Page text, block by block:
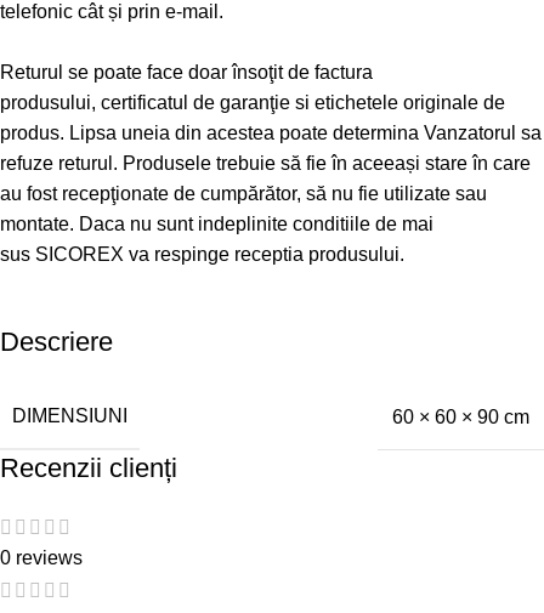
telefonic cât și prin e-mail.
Returul se poate face doar însoţit de factura
produsului, certificatul de garanţie si etichetele originale de
produs. Lipsa uneia din acestea poate determina Vanzatorul sa
refuze returul. Produsele trebuie să fie în aceeași stare în care
au fost recepţionate de cumpărător, să nu fie utilizate sau
montate. Daca nu sunt indeplinite conditiile de mai
sus SICOREX va respinge receptia produsului.
Descriere
DIMENSIUNI 60 × 60 × 90 cm
Recenzii clienți
0 reviews